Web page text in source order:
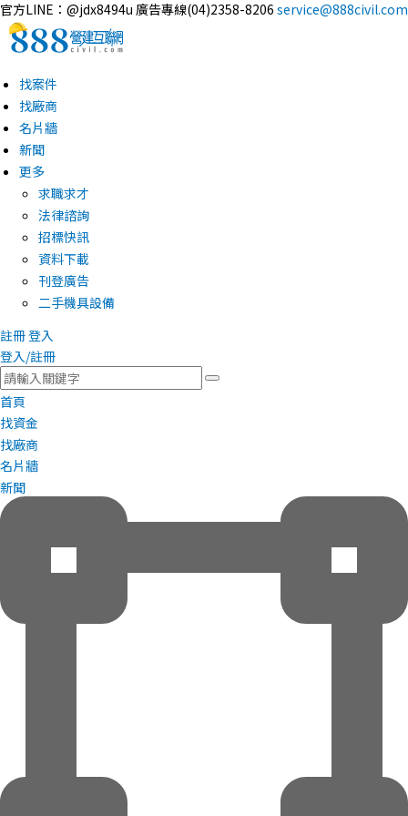
官方LINE：@jdx8494u 廣告專線(04)2358-8206 service@888civil.com
找案件
找廠商
名片牆
新聞
更多
求職求才
法律諮詢
招標快訊
資料下載
刊登廣告
二手機具設備
註冊登入
登入/註冊
首頁
找資金
找廠商
名片牆
新聞